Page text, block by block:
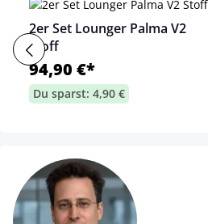
2er Set Lounger Palma V2
Stoff
94,90 €*
Du sparst: 4,90 €